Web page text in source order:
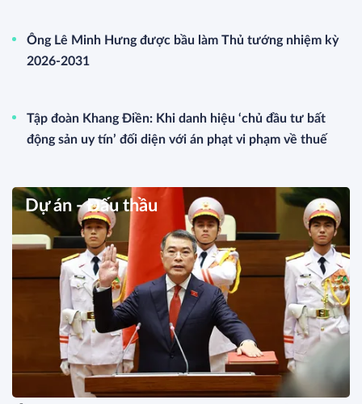
Ông Lê Minh Hưng được bầu làm Thủ tướng nhiệm kỳ
2026-2031
Tập đoàn Khang Điền: Khi danh hiệu ‘chủ đầu tư bất
động sản uy tín’ đối diện với án phạt vi phạm về thuế
Dự án - Đấu thầu